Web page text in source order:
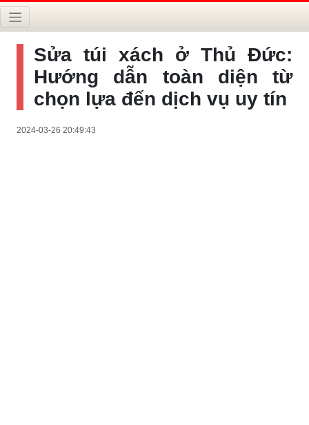
Sửa túi xách ở Thủ Đức:
Hướng dẫn toàn diện từ
chọn lựa đến dịch vụ uy tín
2024-03-26 20:49:43